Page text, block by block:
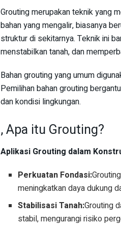
Grouting merupakan teknik yang
bahan yang mengalir, biasanya
struktur di sekitarnya. Teknik ini
menstabilkan tanah, dan
Bahan grouting yang umum
Pemilihan bahan grouting
dan kondisi lingkungan.
, Apa itu Grouting?
Aplikasi Grouting dalam
Perkuatan Fondasi:
meningkatkan daya dukung
Stabilisasi Tanah:Grouting
stabil, mengurangi risiko